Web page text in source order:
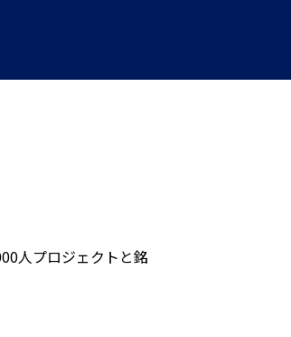
人プロジェクトと銘